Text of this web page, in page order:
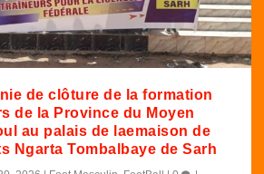
de clôture de la formation
de la Province du Moyen
au palais de laemaison de
Ngarta Tombalbaye de Sarh